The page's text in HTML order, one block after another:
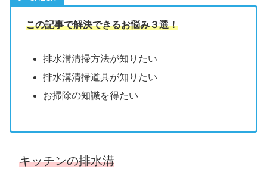
この記事で解決できるお悩み３選！
排水溝清掃方法が知りたい
排水溝清掃道具が知りたい
お掃除の知識を得たい
キッチンの排水溝